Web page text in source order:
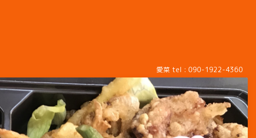
愛菜 tel : 090-1922-4360